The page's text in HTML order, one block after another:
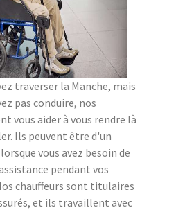
traverser la Manche, mais
pas conduire, nos
vous aider à vous rendre là
Ils peuvent être d'un
vous avez besoin de
pendant vos
chauffeurs sont titulaires
et ils travaillent avec